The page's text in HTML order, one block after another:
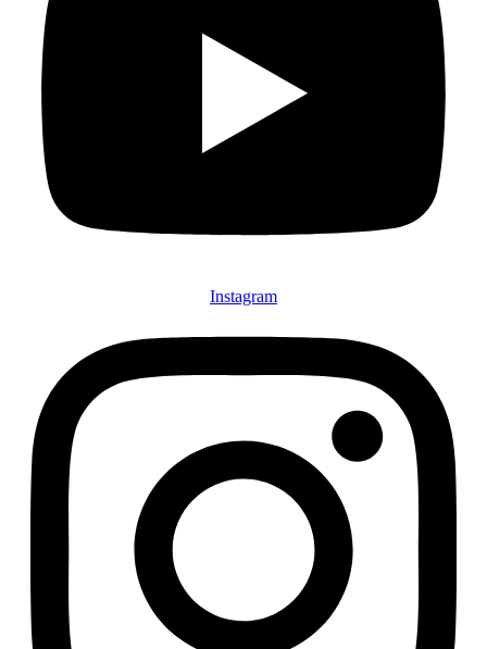
Instagram